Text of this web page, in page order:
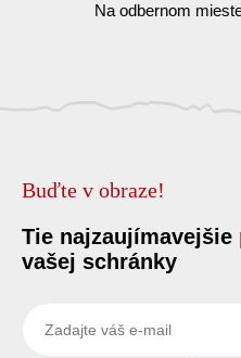
Na odbernom
Buďte v obraze!
Tie najzaujímavejšie
vašej schránky